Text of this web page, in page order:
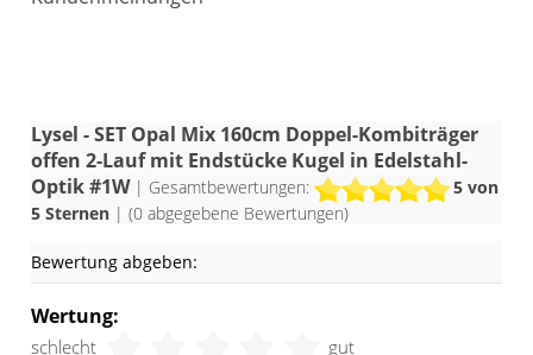
Lysel - SET Opal Mix 160cm Doppel-Kombiträger
offen 2-Lauf mit Endstücke Kugel in Edelstahl-
Optik #1W| Gesamtbewertungen: 5von
5 Sternen | (0 abgegebene Bewertungen)
Bewertung abgeben:
Wertung:
schlecht gut